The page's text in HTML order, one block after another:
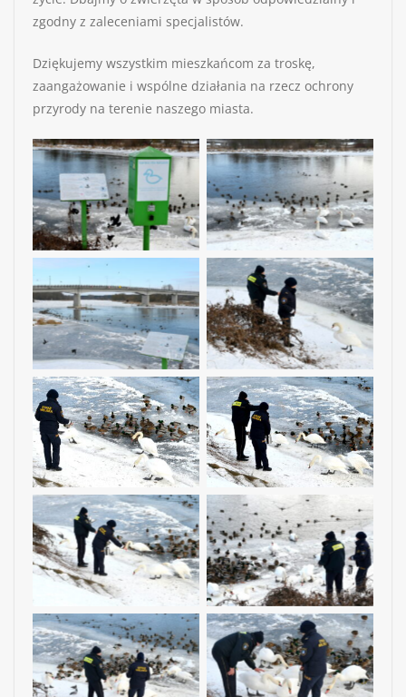
zgodny z zaleceniami specjalistów.
Dziękujemy wszystkim mieszkańcom za troskę,
zaangażowanie i wspólne działania na rzecz ochrony
przyrody na terenie naszego miasta.